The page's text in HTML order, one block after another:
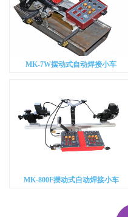
MK-7W摆动式自动焊接小车
MK-800F摆动式自动焊接小车